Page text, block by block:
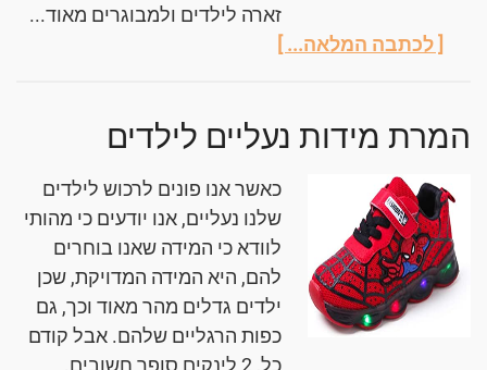
זארה לילדים ולמבוגרים מאוד...
[ לכתבה המלאה... ]
המרת מידות נעליים לילדים
כאשר אנו פונים לרכוש לילדים
שלנו נעליים, אנו יודעים כי מהותי
לוודא כי המידה שאנו בוחרים
להם, היא המידה המדויקת, שכן
ילדים גדלים מהר מאוד וכך, גם
כפות הרגליים שלהם. אבל קודם
כל, 2 לינקים סופר חשובים.